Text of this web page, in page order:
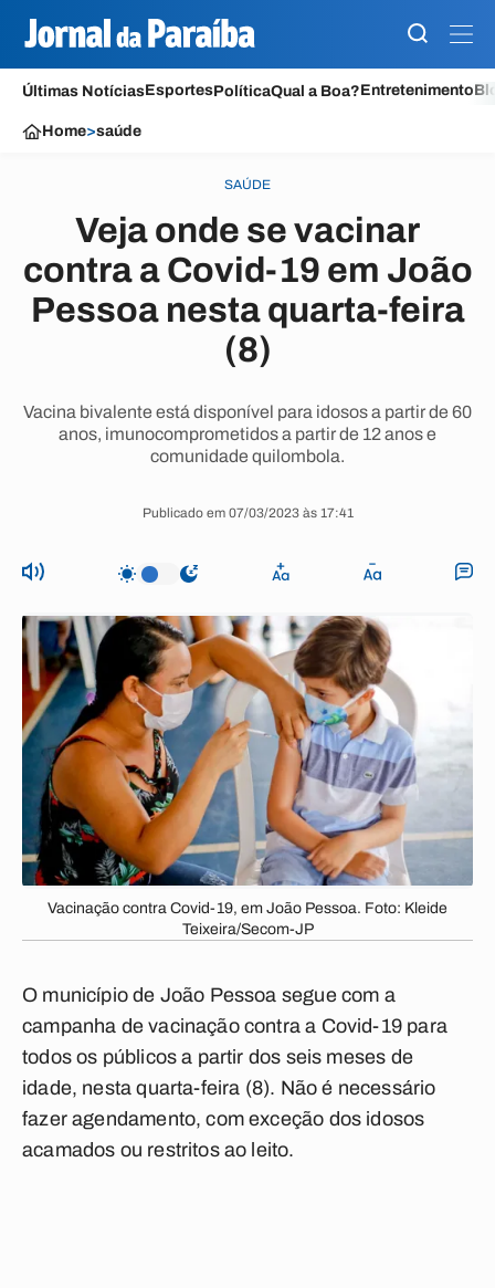
Últimas NotíciasEsportesPolíticaQual a Boa?Entretenimento
Home>saúde
SAÚDE
Veja onde se vacinar
contra a Covid-19 em João
Pessoa nesta quarta-feira
(8)
Vacina bivalente está disponível para idosos a partir de 60
anos, imunocomprometidos a partir de 12 anos e
comunidade quilombola.
Publicado em 07/03/2023 às 17:41
Vacinação contra Covid-19, em João Pessoa. Foto: Kleide
Teixeira/Secom-JP
O município de João Pessoa segue com a
campanha de vacinação contra a Covid-19 para
todos os públicos a partir dos seis meses de
idade, nesta quarta-feira (8). Não é necessário
fazer agendamento, com exceção dos idosos
acamados ou restritos ao leito.